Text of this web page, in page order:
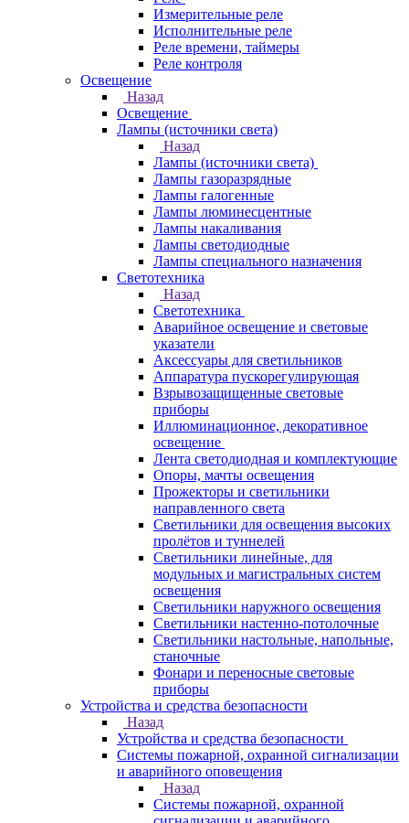
Измерительные реле
Исполнительные реле
Реле времени, таймеры
Реле контроля
Освещение
Назад
Освещение
Лампы (источники света)
Назад
Лампы (источники света)
Лампы газоразрядные
Лампы галогенные
Лампы люминесцентные
Лампы накаливания
Лампы светодиодные
Лампы специального назначения
Светотехника
Назад
Светотехника
Аварийное освещение и световые
указатели
Аксессуары для светильников
Аппаратура пускорегулирующая
Взрывозащищенные световые
приборы
Иллюминационное, декоративное
освещение
Лента светодиодная и комплектующие
Опоры, мачты освещения
Прожекторы и светильники
направленного света
Светильники для освещения высоких
пролётов и туннелей
Светильники линейные, для
модульных и магистральных систем
освещения
Светильники наружного освещения
Светильники настенно-потолочные
Светильники настольные, напольные,
станочные
Фонари и переносные световые
приборы
Устройства и средства безопасности
Назад
Устройства и средства безопасности
Системы пожарной, охранной сигнализации
и аварийного оповещения
Назад
Системы пожарной, охранной